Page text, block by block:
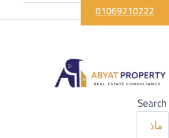
01069210222
Search